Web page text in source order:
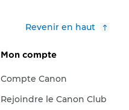
Revenir en haut
Mon compte
Compte Canon
Rejoindre le Canon Club